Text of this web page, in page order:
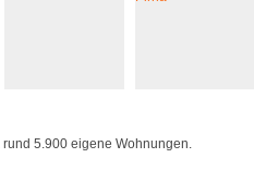
5.900 eigene Wohnungen.